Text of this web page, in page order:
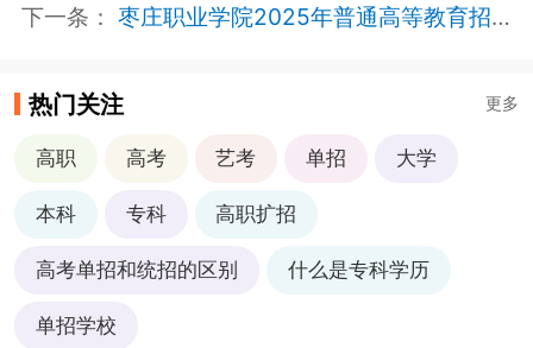
下一条： 枣庄职业学院2025年普通高等教育招生章程
热门关注 更多
高职 高考 艺考 单招 大学
本科 专科 高职扩招
高考单招和统招的区别 什么是专科学历
单招学校